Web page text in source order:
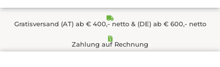
Gratisversand (AT) ab € 400,- netto & (DE) ab € 600,- netto
Zahlung auf Rechnung